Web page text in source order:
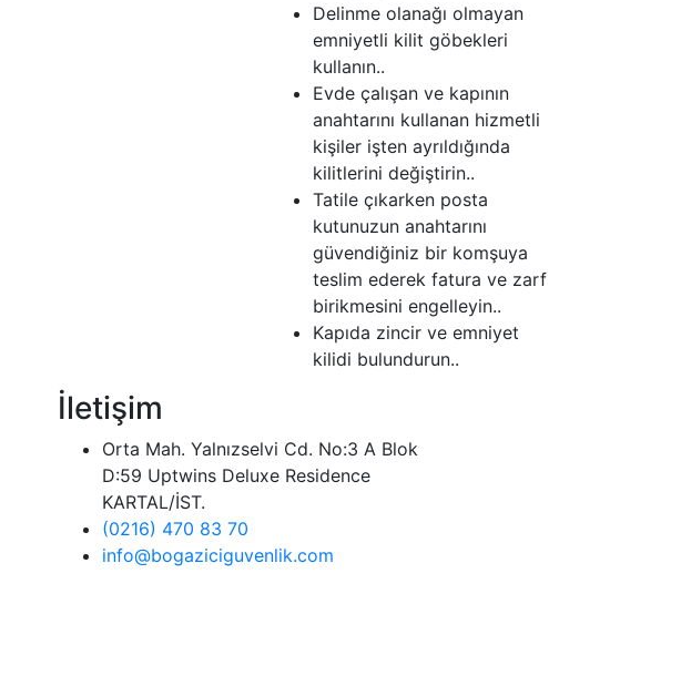
Delinme olanağı olmayan
emniyetli kilit göbekleri
kullanın..
Evde çalışan ve kapının
anahtarını kullanan hizmetli
kişiler işten ayrıldığında
kilitlerini değiştirin..
Tatile çıkarken posta
kutunuzun anahtarını
güvendiğiniz bir komşuya
teslim ederek fatura ve zarf
birikmesini engelleyin..
Kapıda zincir ve emniyet
kilidi bulundurun..
İletişim
Orta Mah. Yalnızselvi Cd. No:3 A Blok
D:59 Uptwins Deluxe Residence
KARTAL/İST.
(0216) 470 83 70
info@bogaziciguvenlik.com